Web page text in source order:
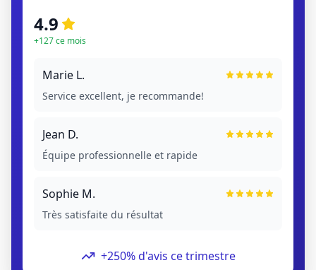
4.9
+127 ce mois
Marie L.
Service excellent, je recommande!
Jean D.
Équipe professionnelle et rapide
Sophie M.
Très satisfaite du résultat
+250% d'avis ce trimestre